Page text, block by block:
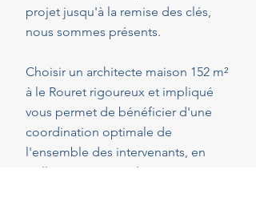
projet jusqu'à la remise des clés,
nous sommes présents.
Choisir un architecte maison 152 m²
à le Rouret rigoureux et impliqué
vous permet de bénéficier d'une
coordination optimale de
l'ensemble des intervenants, en
veillant au respect de vos attentes,